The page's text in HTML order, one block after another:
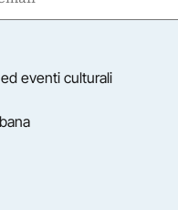
eventi culturali